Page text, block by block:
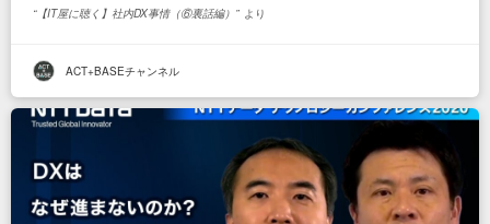
【IT屋に聴く】社内DX事情（⑥裏話編） より
ACT+BASEチャンネル